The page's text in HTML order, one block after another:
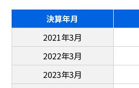
決算年月
2021年3月
2022年3月
2023年3月